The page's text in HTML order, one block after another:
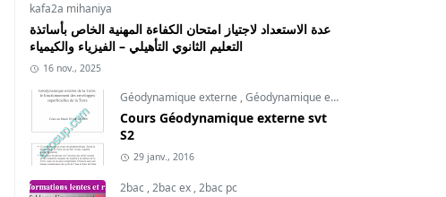
kafa2a mihaniya
عدة الاستعداد لاجتياز امتحان الكفاءة المهنية الخاص بأساتذة
التعليم الثانوي التأهيلي – الفيزياء والكيمياء
16 nov., 2025
Géodynamique externe ,Géodynamique externe cours
Cours Géodynamique externe svt
S2
29 janv., 2016
2bac,2bac ex,2bac pc